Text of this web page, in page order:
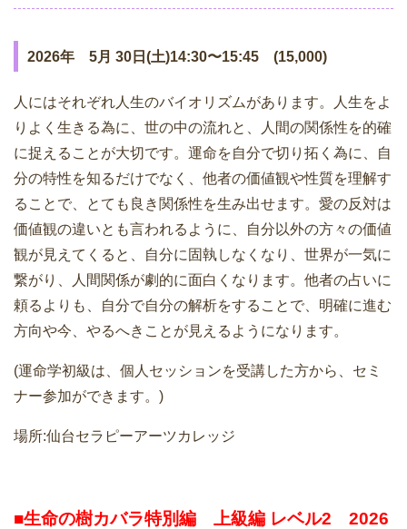
2026年 5月 30日(土)14:30〜15:45 (15,000)
人にはそれぞれ人生のバイオリズムがあります。人生をよ
りよく生きる為に、世の中の流れと、人間の関係性を的確
に捉えることが大切です。運命を自分で切り拓く為に、自
分の特性を知るだけでなく、他者の価値観や性質を理解す
ることで、とても良き関係性を生み出せます。愛の反対は
価値観の違いとも言われるように、自分以外の方々の価値
観が見えてくると、自分に固執しなくなり、世界が一気に
繋がり、人間関係が劇的に面白くなります。他者の占いに
頼るよりも、自分で自分の解析をすることで、明確に進む
方向や今、やるへきことが見えるようになります。
(運命学初級は、個人セッションを受講した方から、セミ
ナー参加ができます。)
場所:仙台セラピーアーツカレッジ
■生命の樹カバラ特別編 上級編 レベル2 2026